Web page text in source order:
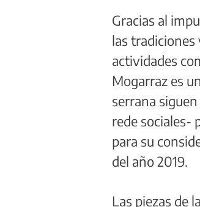
Gracias al
las tradiciones
actividades
Mogarraz es
serrana
rede sociales-
para su
del año 2019.
Las piezas de